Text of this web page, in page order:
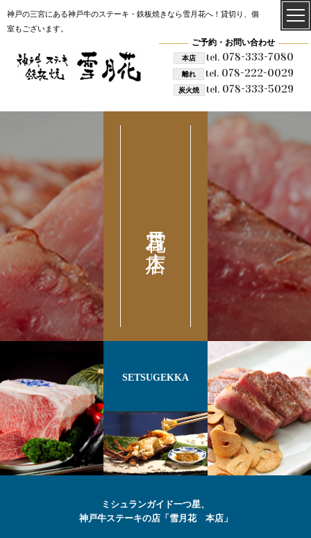
神戸の三宮にある神戸牛のステーキ・鉄板焼きなら雪月花へ！貸切り、個
室もございます。
ご予約・お問い合わせ
本店 tel.078-333-7080
離れ tel. 078-222-0029
炭火焼 tel.078-333-5029
雪月花 本店
SETSUGEKKA
ミシュランガイド一つ星、
神戸牛ステーキの店「雪月花 本店」